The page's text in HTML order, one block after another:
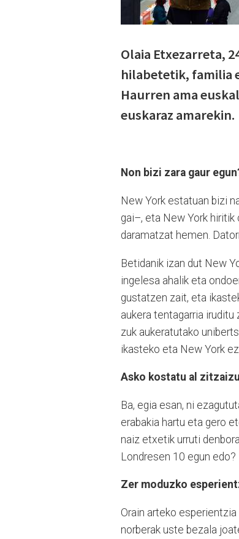
Olaia Etxezarreta,
hilabetetik, familia
Haurren ama
euskaraz amarekin.
Non bizi zara gaur
New York estatuan bizi
gai–, eta New York hiritik
daramatzat hemen.
Betidanik izan dut New
ingelesa ahalik eta
gustatzen zait, eta
aukera tentagarria iruditu
zuk aukeratutako
ikasteko eta New York
Asko kostatu al
Ba, egia esan, ni
erabakia hartu eta gero
naiz etxetik urruti
Londresen 10 egun edo?
Zer moduzko
Orain arteko
norberak uste bezala